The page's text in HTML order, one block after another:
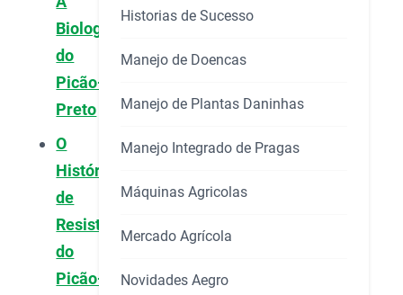
Biologia
do
Picão-
Preto
O
Histórico
de
Resistência
do
Picão-
Historias de Sucesso
Manejo de Doencas
Manejo de Plantas Daninhas
Manejo Integrado de Pragas
Máquinas Agricolas
Mercado Agrícola
Novidades Aegro